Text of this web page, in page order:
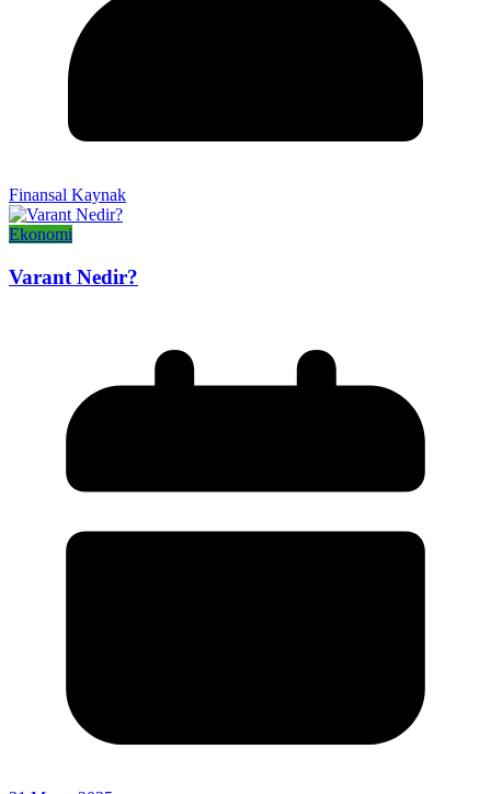
Finansal Kaynak
Ekonomi
Varant Nedir?